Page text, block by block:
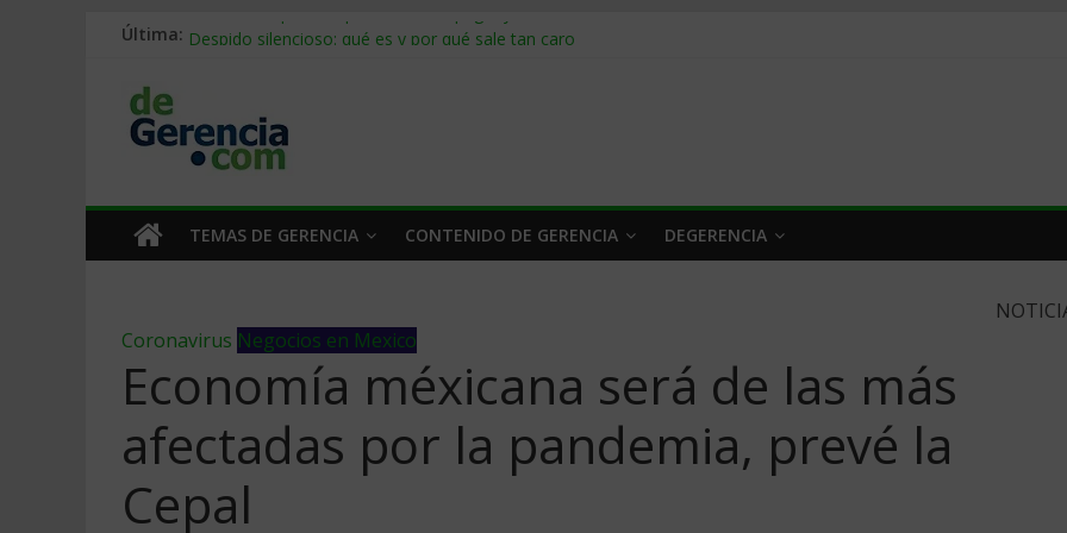
Última: Stablecoins para empresas: cómo pagar y cobrar en 2026
Trabajo forzoso en la cadena de suministro: qué hacer
Mercado hispano de EE. UU.: cómo segmentarlo y venderle
TEMAS DE GERENCIA CONTENIDO DE GERENCIA DEGERENCIA
Coronavirus Negocios en Mexico
Economía méxicana será de las más
afectadas por la pandemia, prevé la
Cepal